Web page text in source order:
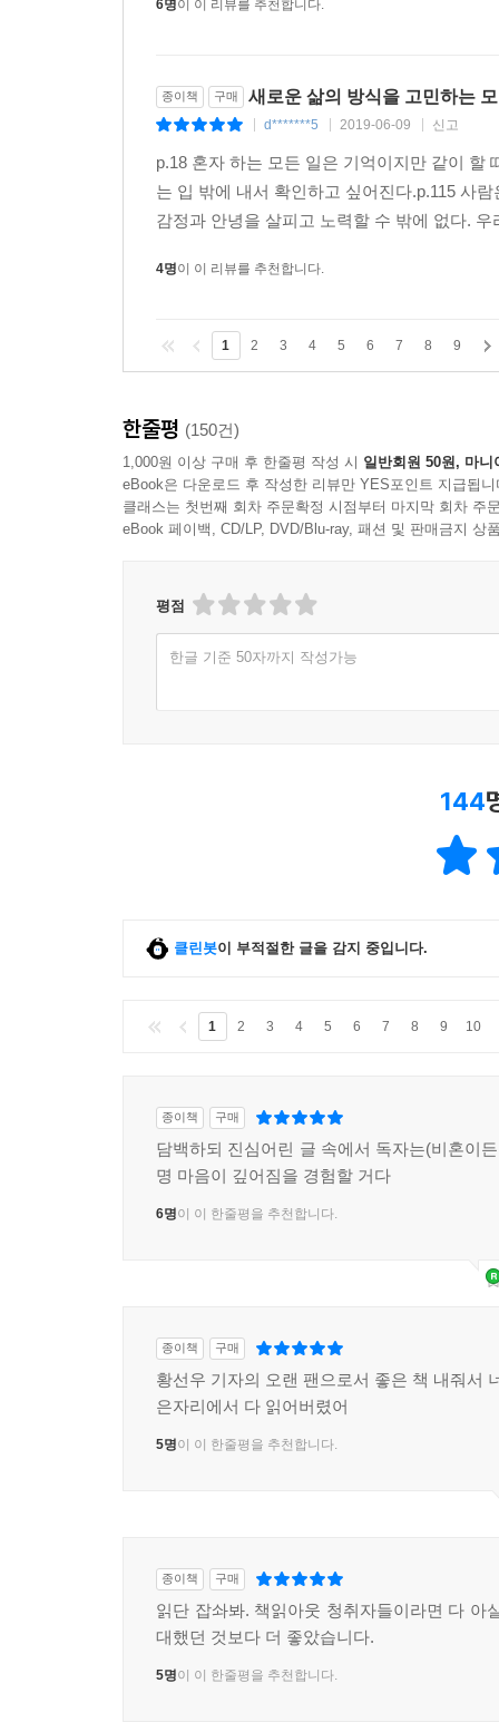
6명이 이 리뷰를 추천합니다.
종이책 구매 새로운 삶의 방식을 고민하는
d*******5 2019-06-09 신고
p.18 혼자 하는 모든 일은 기억이지만 같이 할
는 입 밖에 내서 확인하고 싶어진다.p.115 사
감정과 안녕을 살피고 노력할 수 밖에 없다.
4명이 이 리뷰를 추천합니다.
1 2 3 4 5 6 7 8 9
한줄평 (150건)
1,000원 이상 구매 후 한줄평 작성 시 일반회원 50원, 마니
eBook은 다운로드 후 작성한 리뷰만 YES포인트 지급됩니
클래스는 첫번째 회차 주문확정 시점부터 마지막 회차 주
eBook 페이백, CD/LP, DVD/Blu-ray, 패션 및 판매금지 상
평점
한글 기준 50자까지 작성가능
144
클린봇이 부적절한 글을 감지 중입니다.
1 2 3 4 5 6 7 8 9 10
종이책 구매
담백하되 진심어린 글 속에서 독자는(비혼이
명 마음이 깊어짐을 경험할 거다
6명이 이 한줄평을 추천합니다.
종이책 구매
황선우 기자의 오랜 팬으로서 좋은 책 내줘서
은자리에서 다 읽어버렸어
5명이 이 한줄평을 추천합니다.
종이책 구매
읽단 잡솨봐. 책읽아웃 청취자들이라면 다 아
대했던 것보다 더 좋았습니다.
5명이 이 한줄평을 추천합니다.